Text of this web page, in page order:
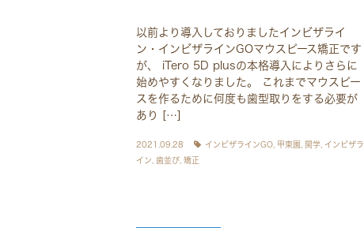
以前より導入しておりましたインビザライ
ン・インビザラインGOマウスピース矯正です
が、 iTero 5D plusの本格導入によりさらに
始めやすくなりました。 これまでマウスピー
スを作るために何度も歯型取りをする必要が
あり […]
2021.09.28 インビザラインGO 甲東園 関学 インビザラ
イン 歯並び 矯正